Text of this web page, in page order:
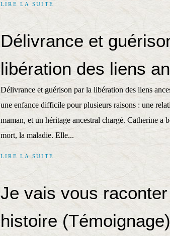
LIRE LA SUITE
Délivrance et
libération des liens
Délivrance et guérison par la libération des liens
une enfance difficile pour plusieurs raisons : une
maman, et un héritage ancestral chargé. Catherine a
mort, la maladie. Elle...
LIRE LA SUITE
Je vais vous
histoire (Témoignage)